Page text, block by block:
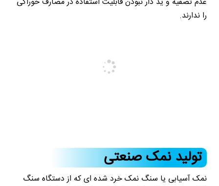
را ندارند.
تولید نمک صنعتی
نمک آسیابی یا سنگ نمک خرد شده ای که از دستگاه سنگ